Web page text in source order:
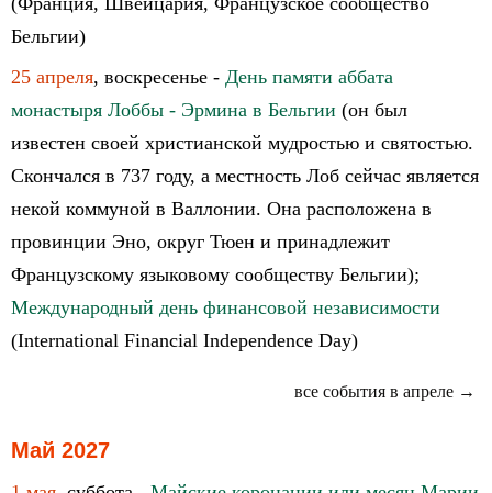
Бельгии)
25 апреля, воскресенье - День памяти аббата
монастыря Лоббы - Эрмина в Бельгии (он был
известен своей христианской мудростью и святостью.
Скончался в 737 году, а местность Лоб сейчас является
некой коммуной в Валлонии. Она расположена в
провинции Эно, округ Тюен и принадлежит
Французскому языковому сообществу Бельгии);
Международный день финансовой независимости
(International Financial Independence Day)
все события в апреле →
Май 2027